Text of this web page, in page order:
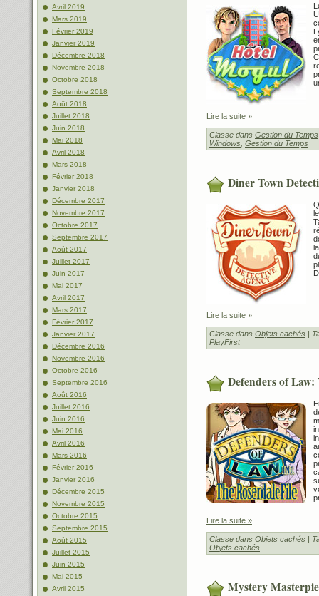
Avril 2019
Mars 2019
Février 2019
Janvier 2019
Décembre 2018
Novembre 2018
Octobre 2018
Septembre 2018
Août 2018
Juillet 2018
Juin 2018
Mai 2018
Avril 2018
Mars 2018
Février 2018
Janvier 2018
Décembre 2017
Novembre 2017
Octobre 2017
Septembre 2017
Août 2017
Juillet 2017
Juin 2017
Mai 2017
Avril 2017
Mars 2017
Février 2017
Janvier 2017
Décembre 2016
Novembre 2016
Octobre 2016
Septembre 2016
Août 2016
Juillet 2016
Juin 2016
Mai 2016
Avril 2016
Mars 2016
Février 2016
Janvier 2016
Décembre 2015
Novembre 2015
Octobre 2015
Septembre 2015
Août 2015
Juillet 2015
Juin 2015
Mai 2015
Avril 2015
Lire la suite »
Classe dans Gestion du Temps
Windows Gestion du Temps
Diner Town
Lire la suite »
Classe dans Objets cachés |
PlayFirst
Defenders of Law:
Lire la suite »
Classe dans Objets cachés |
Objets cachés
Mystery